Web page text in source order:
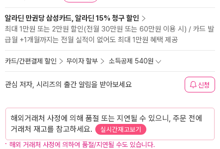
알라딘 만권당 삼성카드, 알라딘 15% 청구 할인
최대 1만원 또는 2만원 할인(전월 30만원 또는 60만원 이용 시) / 카드 발
급월 +1개월까지는 전월 실적이 없어도 최대 1만원 혜택 제공
카드/간편결제 할인 무이자 할부 소득공제 540원
관심 저자, 시리즈의 출간 알림을 받아보세요 신청
해외거래처 사정에 의해 품절 또는 지연될 수 있으니, 주문 전에
거래처 재고를 참고하세요.
실시간재고보기
해외 거래처 사정에 의하여 품절/지연될 수도 있습니다.